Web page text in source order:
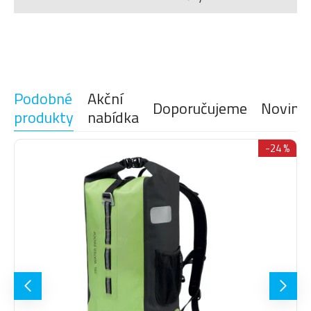
Cyklistickou helmu můžete rychle,
STRAP
zajistí pevné uchycení batohu k
ramenům.
TOOL ORG
Kapsy určeny přímo pro nářadí
Batoh je připraven pro hydrovak,
kompatibilní s R2 vakem.
Vnější kapsy jsou vyrobeny z
elastického materiálu se zipem
pro vyšší bezpečnost.
STRAPS
Perforovaná pěna v
exponovaných partiích zvyšuje
odvětrávání a snižuje váhu.
Robustní popruhy poskytují větší
Podobné
produkty
Akční
nabídka Doporučujeme
-24 %